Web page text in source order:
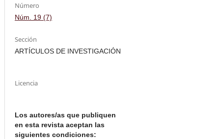
Número
Núm. 19 (7)
Sección
ARTÍCULOS DE INVESTIGACIÓN
Licencia
Los autores/as que publiquen
en esta revista aceptan las
siguientes condiciones: